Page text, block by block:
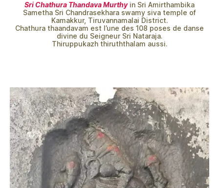
Sri Chathura Thandava Murthyin Sri Amirthambika
Sametha Sri Chandrasekhara swamy siva temple of
Kamakkur, Tiruvannamalai District.
Chathura thaandavam est l’une des 108 poses de danse
divine du Seigneur Sri Nataraja.
Thiruppukazh thiruththalam aussi.